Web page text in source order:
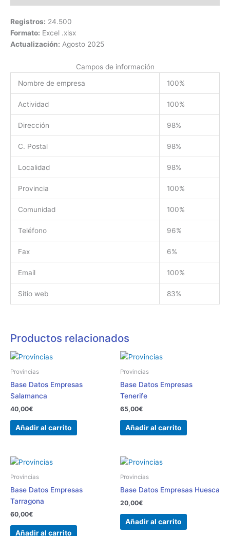
Registros: 24.500
Formato: Excel .xlsx
Actualización: Agosto 2025
Campos de información
Nombre de empresa
100%
Actividad 100%
Dirección 98%
C. Postal 98%
Localidad 98%
Provincia 100%
Comunidad 100%
Teléfono 96%
Fax 6%
Email 100%
Sitio web 83%
Productos relacionados
Provincias
Base Datos Empresas
Salamanca
40,00€
Añadir al carrito
Provincias
Base Datos Empresas
Tenerife
65,00€
Añadir al carrito
Provincias
Base Datos Empresas
Tarragona
60,00€
Añadir al carrito
Provincias
Base Datos Empresas Huesca
20,00€
Añadir al carrito